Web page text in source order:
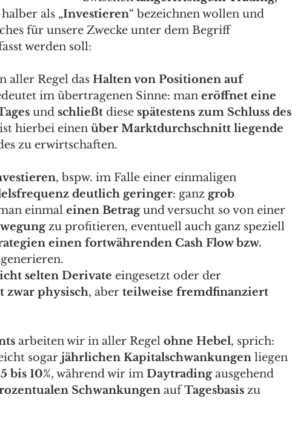
als „Investieren“ bezeichnen wollen und
für unsere Zwecke unter dem Begriff
werden soll:
aller Regel das Halten von Positionen auf
im übertragenen Sinne: man eröffnet eine
und schließt diese spätestens zum Schluss des
ist hierbei einen über Marktdurchschnitt liegende
zu erwirtschaften.
, bspw. im Falle einer einmaligen
deutlich geringer: ganz grob
einmal einen Betrag und versucht so von einer
zu profitieren, eventuell auch ganz speziell
einen fortwährenden Cash Flow bzw.
selten Derivate eingesetzt oder der
zwar physisch, aber teilweise fremdfinanziert
arbeiten wir in aller Regel ohne Hebel, sprich:
sogar jährlichen Kapitalschwankungen liegen
bis 10%, während wir im Daytrading ausgehend
Schwankungen auf Tagesbasis zu